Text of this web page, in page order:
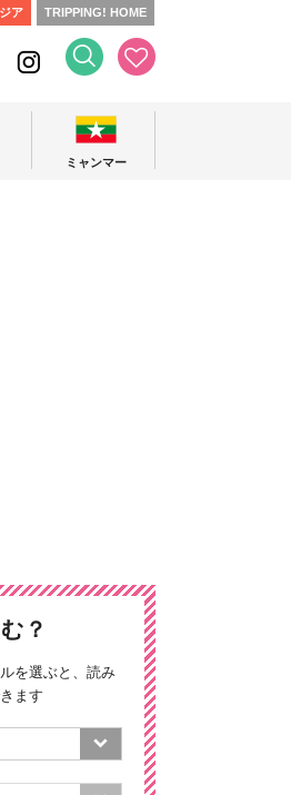
ア TRIPPING! HOME
ミャンマー
む？
を選ぶと、読み
ます